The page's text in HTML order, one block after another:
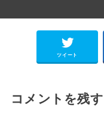
ツイート
コメントを残す